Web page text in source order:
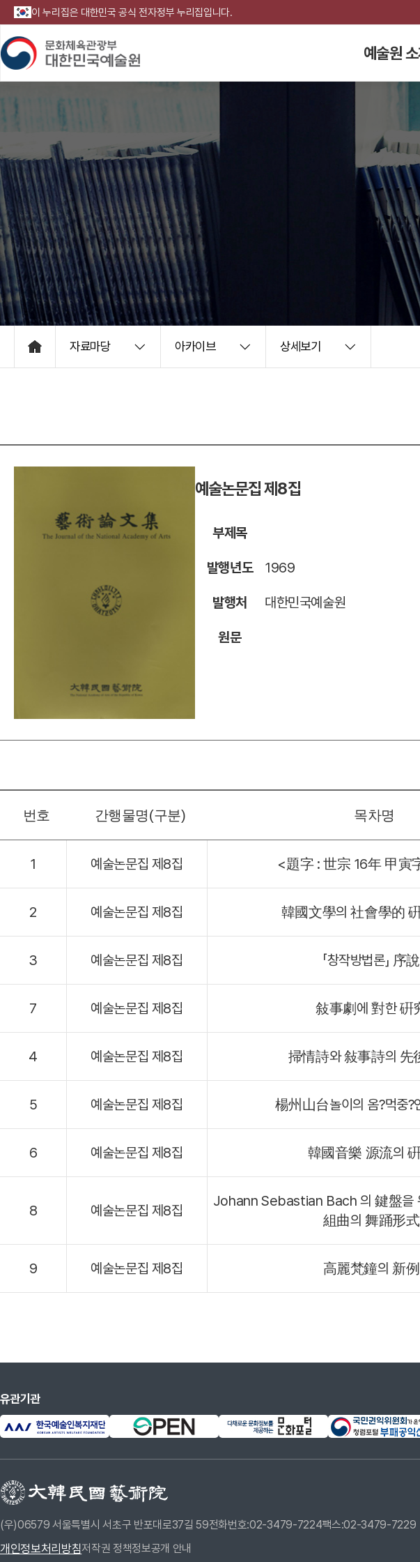
이 누리집은 대한민국 공식 전자정부 누리집입니다.
예술원 소
HOME 자료마당 아카이브 상세보기
예술논문집 제8집
부제목
발행년도 1969
발행처 대한민국예술원
원문
번호 간행물명(구분) 목차명
1 예술논문집 제8집 <題字 : 世宗 16年 甲寅
2 예술논문집 제8집 韓國文學의 社會學的
3 예술논문집 제8집 「창작방법론」 序說
7 예술논문집 제8집 敍事劇에 對한 硏
4 예술논문집 제8집 掃情詩와 敍事詩의 先
5 예술논문집 제8집 楊州山台놀이의 옴?먹중?
6 예술논문집 제8집 韓國音樂 源流의
8 예술논문집 제8집
Johann Sebastian Bach 의 鍵盤을
組曲의 舞踊形式
9 예술논문집 제8집 高麗梵鐘의 新例
유관기관
(우)06579 서울특별시 서초구 반포대로37길 59전화번호:02-3479-7224팩스:02-3479-7229
개인정보처리방침저작권 정책정보공개 안내